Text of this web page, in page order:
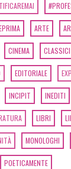
ARTE
CINEMA CLASSICI
EDITORIALE
INCIPIT INEDITI
LIBRI
MONOLOGHI
POETICAMENTE